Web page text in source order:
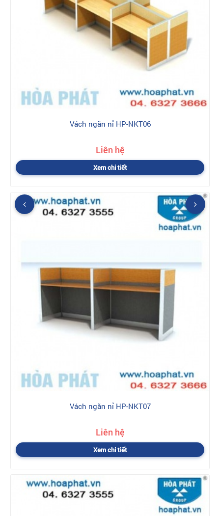
Vách ngăn nỉ HP-NKT06
Liên hệ
Xem chi tiết
Vách ngăn nỉ HP-NKT07
Liên hệ
Xem chi tiết